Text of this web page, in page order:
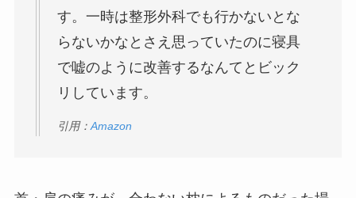
す。一時は整形外科でも行かないとな
らないかなとさえ思っていたのに寝具
で嘘のように改善するなんてとビック
リしています。
引用： Amazon